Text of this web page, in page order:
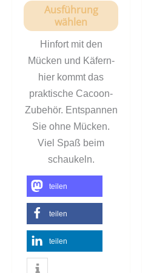
Ausführung
wählen
Hinfort mit den
Mücken und Käfern-
hier kommt das
praktische Cacoon-
Zubehör. Entspannen
Sie ohne Mücken.
Viel Spaß beim
schaukeln.
teilen
teilen
teilen